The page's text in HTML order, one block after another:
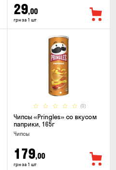
29,00
грн за 1 шт
(0)
Чипсы «Pringles» со вкусом
паприки, 165г
Чипсы
179,00
грн за 1 шт